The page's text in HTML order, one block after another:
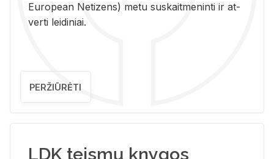
Eu­ro­pe­an Ne­ti­zens) metu su­skait­me­nin­ti ir at­
ver­ti lei­di­niai.
PERŽIŪRĖTI
LDK teismų knygos